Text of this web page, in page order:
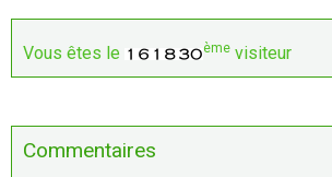
Vous êtes le ème visiteur
Commentaires